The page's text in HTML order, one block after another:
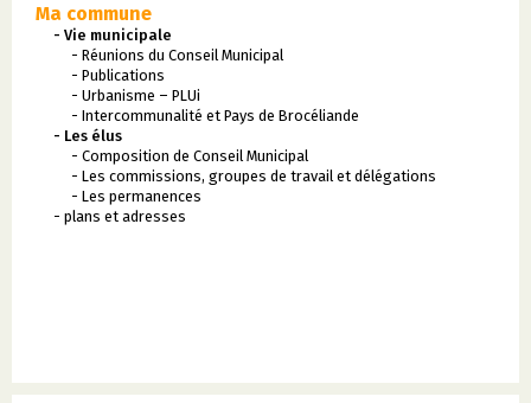
Ma commune
- Vie municipale
- Réunions du Conseil Municipal
- Publications
- Urbanisme – PLUi
- Intercommunalité et Pays de Brocéliande
- Les élus
- Composition de Conseil Municipal
- Les commissions, groupes de travail et délégations
- Les permanences
- plans et adresses